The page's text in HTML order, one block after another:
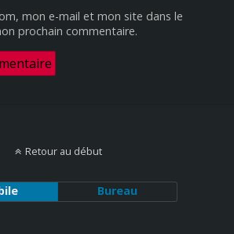
mon e-mail et mon site dans le
prochain commentaire.
Retour au début
Bureau